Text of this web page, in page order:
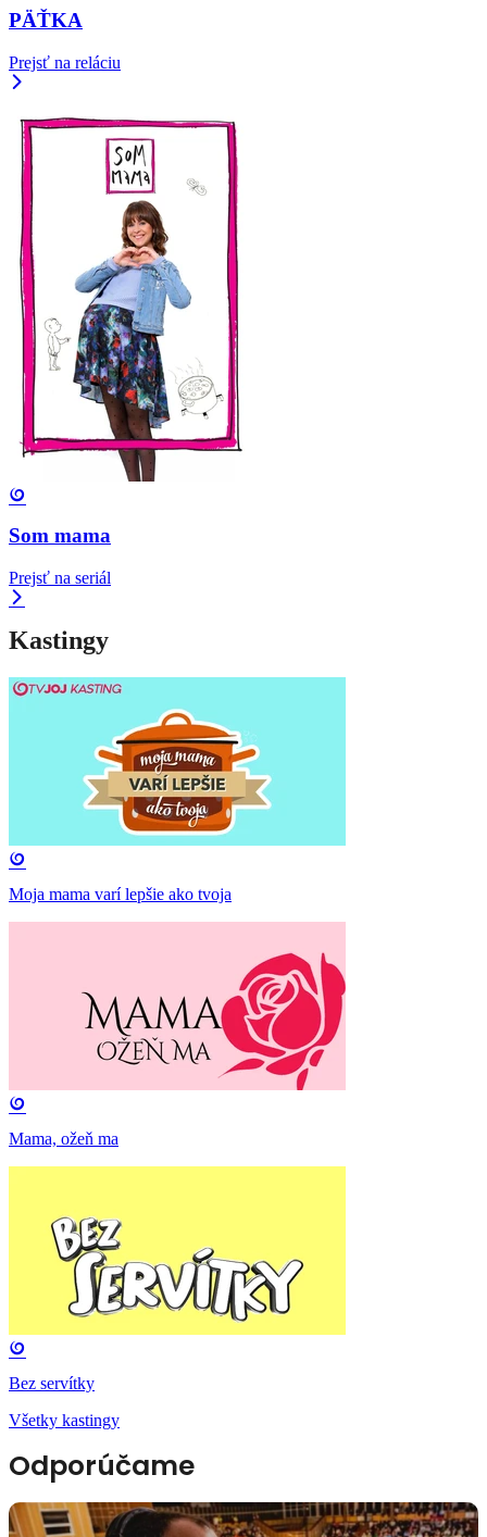
PÄŤKA
Prejsť na reláciu
Som mama
Prejsť na seriál
Kastingy
Moja mama varí lepšie ako tvoja
Mama, ožeň ma
Bez servítky
Všetky kastingy
Odporúčame